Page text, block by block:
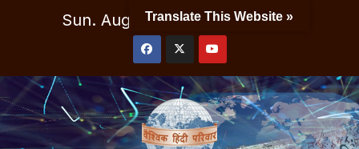
Sun. Aug 9th, 2026 7:30:19 AM
Translate This Website »